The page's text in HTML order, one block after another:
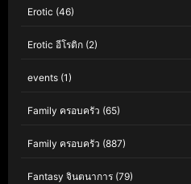
Erotic (46)
Erotic อีโรติก (2)
events (1)
Family ครอบครัว (65)
Family ครอบครัว (887)
Fantasy จินตนาการ (79)